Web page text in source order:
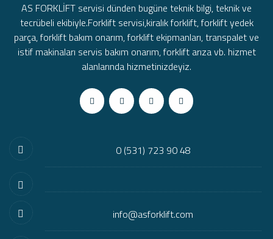
AS FORKLİFT servisi dünden bugüne teknik bilgi, teknik ve
tecrübeli ekibiyle.Forklift servisi,kiralık forklift, forklift yedek
parça, forklift bakım onarım, forklift ekipmanları, transpalet ve
istif makinaları servis bakım onarım, forklift arıza vb. hizmet
alanlarında hizmetinizdeyiz.
0 (531) 723 90 48
info@asforklift.com